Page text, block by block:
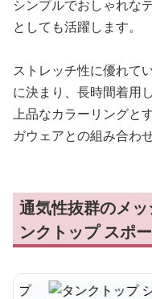
シンプルでおしゃれな
としても活躍します。
ストレッチ性に優れて
に決まり、長時間着用
上品なカラーリングと
ガウェアとの組み合わ
通気性抜群のメ
ンクトップ スポ